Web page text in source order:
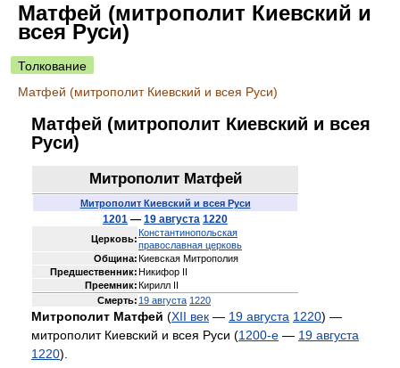
Матфей (митрополит Киевский и
всея Руси)
Толкование
Матфей (митрополит Киевский и всея Руси)
Матфей (митрополит Киевский и всея
Руси)
Митрополит Матфей
Митрополит Киевский и всея Руси
1201 — 19 августа 1220
Церковь:
Константинопольская
православная церковь
Община:Киевская Митрополия
Предшественник:Никифор II
Преемник:Кирилл II
Смерть: 19 августа 1220
Митрополит Матфей (XII век — 19 августа 1220) —
митрополит Киевский и всея Руси (1200-е — 19 августа
1220).